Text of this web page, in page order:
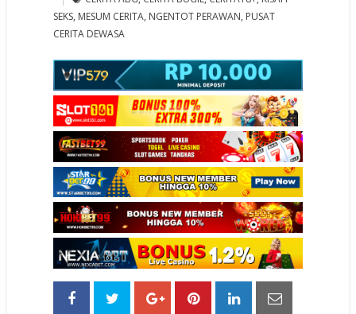
SEKS, MESUM CERITA, NGENTOT PERAWAN, PUSAT
CERITA DEWASA